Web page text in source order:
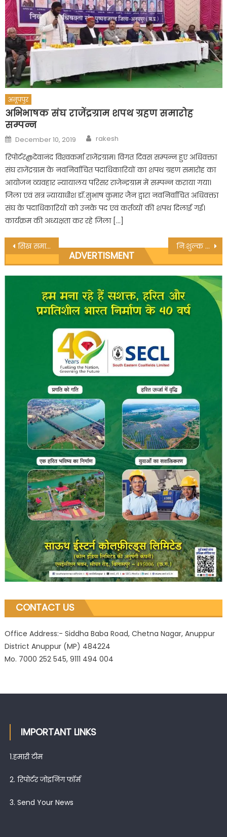
अनूपपुर
अभिभाषक संघ राजेंद्रग्राम शपथ ग्रहण समारोह
सम्पन्न
Posted
on
December 10, 2019 Author
rakesh
रिपोर्टर@देवानंद विश्‍वकर्मा राजेंद्रग्राम। विगत दिवस सम्पन्न हुए अधिवक्ता
संघ राजेंद्रग्राम के नवनिर्वाचित पदाधिकारियों का शपथ ग्रहण समारोह का
आयोजन व्यवहार न्यायालय परिसर राजेन्द्रग्राम में सम्पन्न कराया गया।
जिला एवं सत्र न्यायाधीश डॉ.सुभाष कुमार जैन द्वारा नवनिर्वाचित अधिवक्ता
संघ के पदाधिकारियों को उनके पद एवं कर्तव्यों की शपथ दिलाई गई।
कार्यक्रम की अध्यक्षता कर रहे जिला […]
Post
navigation
सिख समाज यूथ विंग द्वारा किया गया रक्तदान निःशुल्क महिला सिलाई कढ़ाई केंद्र का हुआ शुभारंभ
ADVERTISMENT
CONTACT US
Office Address:- Siddha Baba Road, Chetna Nagar, Anuppur
District Anuppur (MP) 484224
Mo. 7000 252 545, 9111 494 004
IMPORTANT LINKS
1.हमारी टीम
2. रिपोर्टर जोइनिंग फॉर्म
3. Send Your News